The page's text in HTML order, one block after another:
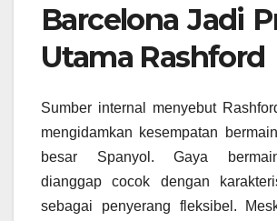
Barcelona Jadi
Utama Rashford
Sumber internal menyebut
mengidamkan kesempatan
besar Spanyol. Gaya
dianggap cocok dengan
sebagai penyerang fleksibel.